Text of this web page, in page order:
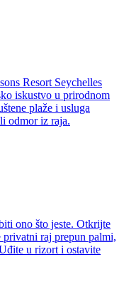
Resort Seychelles
iskustvo u prirodnom
plaže i usluga
odmor iz raja.
ono što jeste. Otkrijte
privatni raj prepun palmi,
u rizort i ostavite